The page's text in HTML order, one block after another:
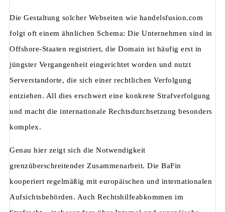
Die Gestaltung solcher Webseiten wie handelsfusion.com
folgt oft einem ähnlichen Schema: Die Unternehmen sind in
Offshore-Staaten registriert, die Domain ist häufig erst in
jüngster Vergangenheit eingerichtet worden und nutzt
Serverstandorte, die sich einer rechtlichen Verfolgung
entziehen. All dies erschwert eine konkrete Strafverfolgung
und macht die internationale Rechtsdurchsetzung besonders
komplex.
Genau hier zeigt sich die Notwendigkeit
grenzüberschreitender Zusammenarbeit. Die BaFin
kooperiert regelmäßig mit europäischen und internationalen
Aufsichtsbehörden. Auch Rechtshilfeabkommen im